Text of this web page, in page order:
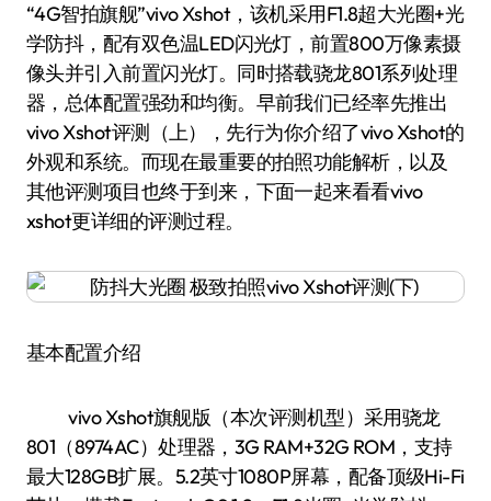
“4G智拍旗舰”vivo Xshot，该机采用F1.8超大光圈+光
学防抖，配有双色温LED闪光灯，前置800万像素摄
像头并引入前置闪光灯。同时搭载骁龙801系列处理
器，总体配置强劲和均衡。早前我们已经率先推出
vivo Xshot评测（上），先行为你介绍了vivo Xshot的
外观和系统。而现在最重要的拍照功能解析，以及
其他评测项目也终于到来，下面一起来看看vivo
xshot更详细的评测过程。
基本配置介绍
vivo Xshot旗舰版（本次评测机型）采用骁龙
801（8974AC）处理器，3G RAM+32G ROM，支持
最大128GB扩展。5.2英寸1080P屏幕，配备顶级Hi-Fi